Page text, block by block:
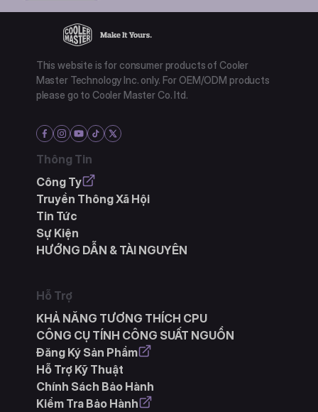
This website is for consumer products of Cooler
Master Technology Inc. only. For OEM/ODM products
please go to Cooler Master Co. ltd.
Thông Tin
Công Ty
Truyền Thông Xã Hội
Tin Tức
Sự Kiện
HƯỚNG DẪN & TÀI NGUYÊN
Hỗ Trợ
KHẢ NĂNG TƯƠNG THÍCH CPU
CÔNG CỤ TÍNH CÔNG SUẤT NGUỒN
Đăng Ký Sản Phẩm
Hỗ Trợ Kỹ Thuật
Chính Sách Bảo Hành
Kiểm Tra Bảo Hành